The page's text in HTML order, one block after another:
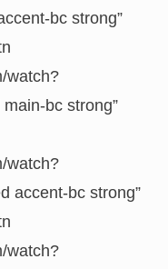
bc strong”
watch?
bc strong”
watch?
accent-bc strong”
watch?